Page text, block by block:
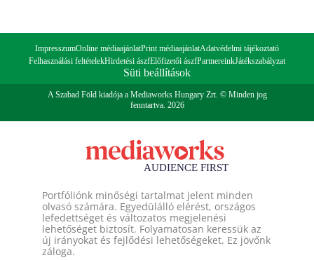
ImpresszumOnline médiaajánlatPrint médiaajánlatAdatvédelmi tájékoztató
Felhasználási feltételekHirdetési ászfElőfizetői ászfPartnereinkJátékszabályzat
Süti beállítások
A Szabad Föld kiadója a Mediaworks Hungary Zrt. © Minden jog
fenntartva. 2026
Portfóliónk minőségi tartalmat jelent minden
olvasó számára. Egyedülálló elérést, országos
lefedettséget és változatos megjelenési
lehetőséget biztosít. Folyamatosan keressük az
új irányokat és fejlődési lehetőségeket. Ez jövőnk
záloga.